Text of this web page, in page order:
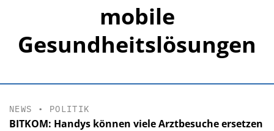
mobile
Gesundheitslösungen
NEWS • POLITIK
BITKOM: Handys können viele Arztbesuche ersetzen